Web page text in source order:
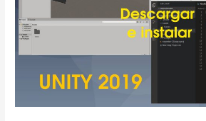
Studio
en
Windows.